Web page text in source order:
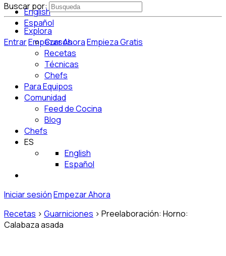
English
Español
EntrarEmpezar AhoraEmpieza Gratis
Buscar por:
Explora
Cursos
Recetas
Técnicas
Chefs
Para Equipos
Comunidad
Feed de Cocina
Blog
Chefs
ES
English
Español
Iniciar sesiónEmpezar Ahora
Recetas > Guarniciones > Preelaboración: Horno:
Calabaza asada